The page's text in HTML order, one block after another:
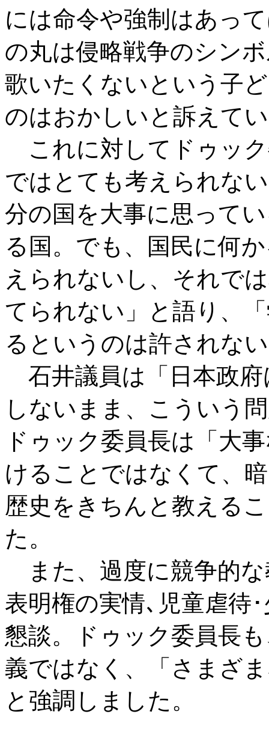
には命令や強制はあっ
の丸は侵略戦争のシン
歌いたくないという子
のはおかしいと訴えて
これに対してドゥッ
ではとても考えられな
分の国を大事に思って
る国。でも、国民に何
えられないし、それで
てられない」と語り、
るというのは許されな
石井議員は「日本政
しないまま、こういう
ドゥック委員長は「大
けることではなくて、
歴史をきちんと教える
た。
また、過度に競争的
表明権の実情､児童虐待
懇談。ドゥック委員長
義ではなく、「さまざ
と強調しました。